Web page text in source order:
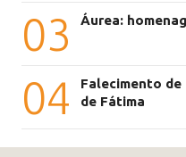
03 Áurea:
04
Falecimento
de Fátima